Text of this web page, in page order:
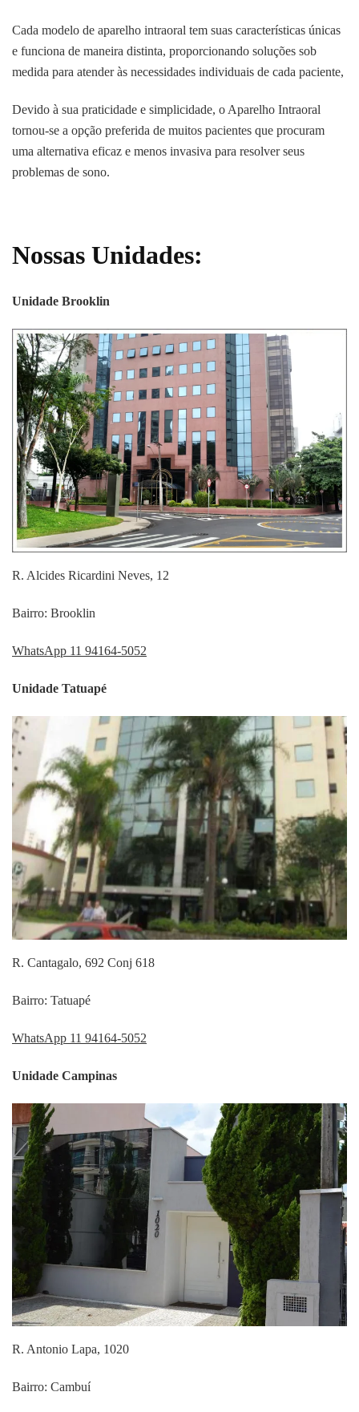
Cada modelo de aparelho intraoral tem suas características únicas
e funciona de maneira distinta, proporcionando soluções sob
medida para atender às necessidades individuais de cada paciente,
Devido à sua praticidade e simplicidade, o Aparelho Intraoral
tornou-se a opção preferida de muitos pacientes que procuram
uma alternativa eficaz e menos invasiva para resolver seus
problemas de sono.
Nossas Unidades:
Unidade Brooklin
R. Alcides Ricardini Neves, 12
Bairro: Brooklin
WhatsApp 11 94164-5052
Unidade Tatuapé
R. Cantagalo, 692 Conj 618
Bairro: Tatuapé
WhatsApp 11 94164-5052
Unidade Campinas
R. Antonio Lapa, 1020
Bairro: Cambuí